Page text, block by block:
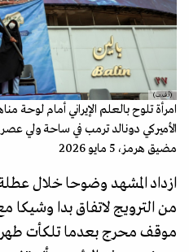
(أ.ف.ب)
امرأة تلوح بالعلم الإيراني أمام لوحة
الأميركي دونالد ترمب في ساحة ولي
مضيق هرمز، 5 مايو 2026
ازداد المشهد وضوحا خلال
من الترويج لاتفاق بدا وشيكا
موقف محرج بعدما تلكأت